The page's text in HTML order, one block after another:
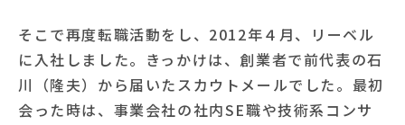
そこで再度転職活動をし、2012年４月、リーベル
に入社しました。きっかけは、創業者で前代表の石
川（隆夫）から届いたスカウトメールでした。最初
会った時は、事業会社の社内SE職や技術系コンサ